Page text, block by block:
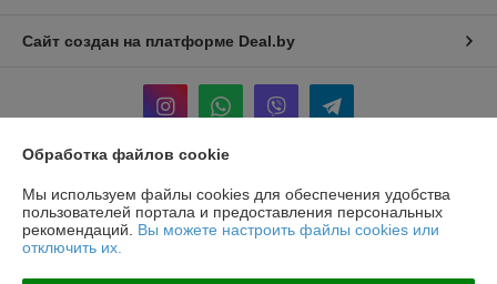
Сайт создан на платформе Deal.by
Информация для покупателя
Юридическое лицо:ООО "ГЕРОНА АГРО"
223053 Минский р-н д.Боровляны, ул.40 лет Победы, д.40 каб.5
Регистрационный номер ЕГР: 692196798
Обработка файлов cookie
Мы используем файлы cookies для обеспечения удобства
пользователей портала и предоставления персональных
рекомендаций. Вы можете настроить файлы cookies или
отключить их.